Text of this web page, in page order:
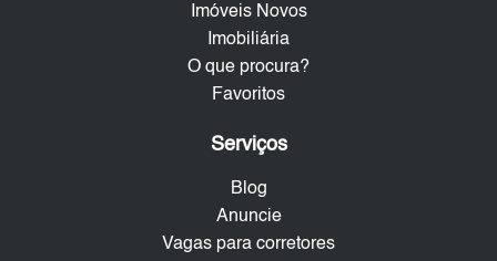
Imóveis Novos
Imobiliária
O que procura?
Favoritos
Serviços
Blog
Anuncie
Vagas para corretores